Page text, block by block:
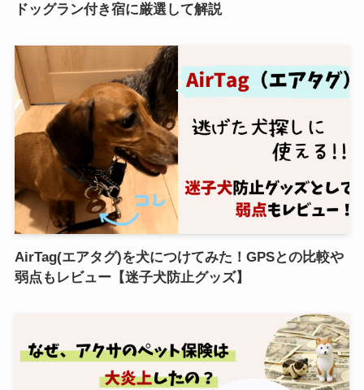
ドッグラン付き宿に厳選して解説
AirTag(エアタグ)を犬につけてみた！GPSとの比較や
弱点もレビュー【迷子犬防止グッズ】